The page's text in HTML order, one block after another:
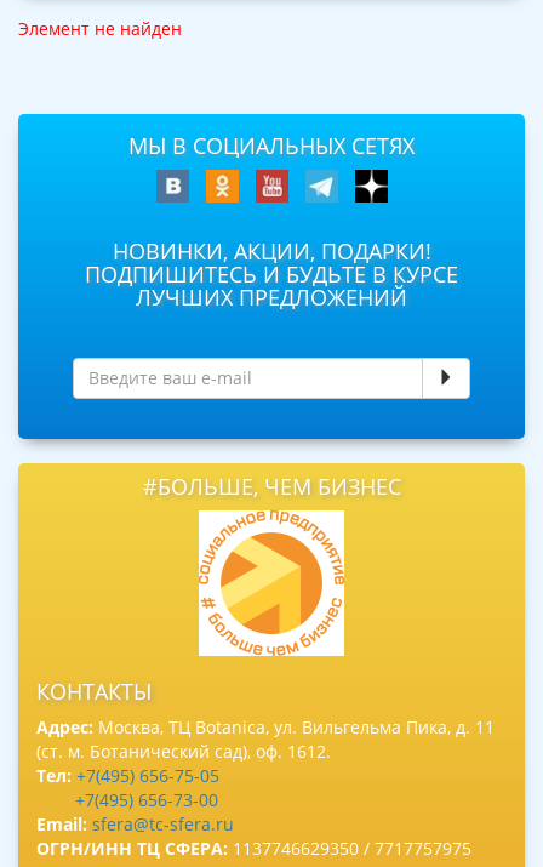
Элемент не найден
МЫ В СОЦИАЛЬНЫХ СЕТЯХ
НОВИНКИ, АКЦИИ, ПОДАРКИ!
ПОДПИШИТЕСЬ И БУДЬТЕ В КУРСЕ
ЛУЧШИХ ПРЕДЛОЖЕНИЙ
#БОЛЬШЕ, ЧЕМ БИЗНЕС
КОНТАКТЫ
Адрес: Москва, ТЦ Botanica, ул. Вильгельма Пика, д. 11
(ст. м. Ботанический сад), оф. 1612.
Тел: +7(495) 656-75-05
+7(495) 656-73-00
Email: sfera@tc-sfera.ru
ОГРН/ИНН ТЦ СФЕРА: 1137746629350 / 7717757975